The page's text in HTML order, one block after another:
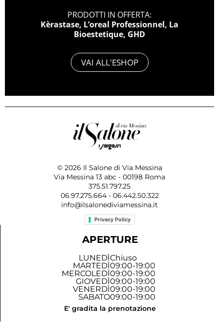
PRODOTTI IN OFFERTA:
Kèrastase, L’oreal Professionnel, La
Bioestetique, GHD
VAI ALL'ESHOP
© 2026 Il Salone di Via Messina
Via Messina 13 abc - 00198 Roma
375.51.797.25
06.97.275.664 - 06.442.50.322
info@ilsalonediviamessina.it
Privacy Policy
APERTURE
LUNEDÌChiuso
MARTEDÌ09:00-19:00
MERCOLEDÌ09:00-19:00
GIOVEDÌ09:00-19:00
VENERDÌ09:00-19:00
SABATO09:00-19:00
E' gradita la prenotazione